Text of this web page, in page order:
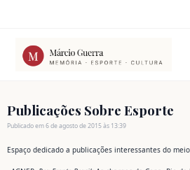
conteúdo
Publicações Sobre Esporte
Publicado em 6 de agosto de 2015 às 13:39
Espaço dedicado a publicações interessantes do